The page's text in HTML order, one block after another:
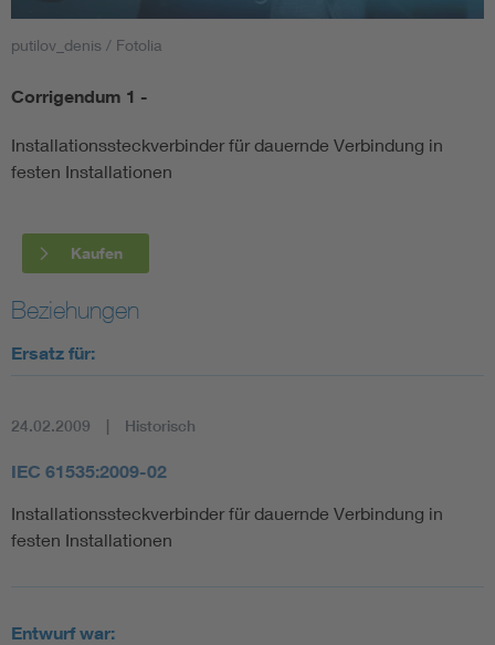
Smart Cities
DKE Fachinformationen im Kontext der Normung
Blitzschutz: DIN EN 62305 in der Übersicht
DIN VDE 0100 für sichere Elektroinstallationen
Elektrofachkraft (EFK)
putilov_denis / Fotolia
Corrigendum 1 -
Installationssteckverbinder für dauernde Verbindung in
festen Installationen
Kaufen
Beziehungen
Ersatz für:
24.02.2009 Historisch
IEC 61535:2009-02
Installationssteckverbinder für dauernde Verbindung in
festen Installationen
Entwurf war: